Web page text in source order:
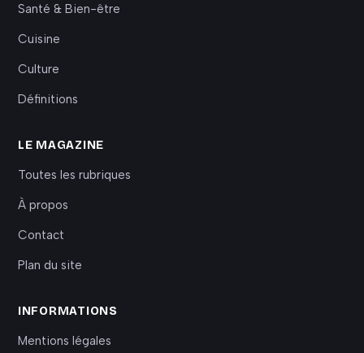
Santé & Bien-être
Cuisine
Culture
Définitions
LE MAGAZINE
Toutes les rubriques
À propos
Contact
Plan du site
INFORMATIONS
Mentions légales